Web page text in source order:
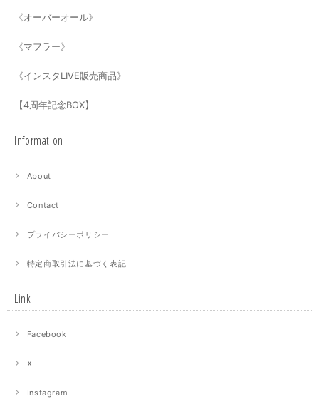
《オーバーオール》
《マフラー》
《インスタLIVE販売商品》
【4周年記念BOX】
Information
About
Contact
プライバシーポリシー
特定商取引法に基づく表記
Link
Facebook
X
Instagram